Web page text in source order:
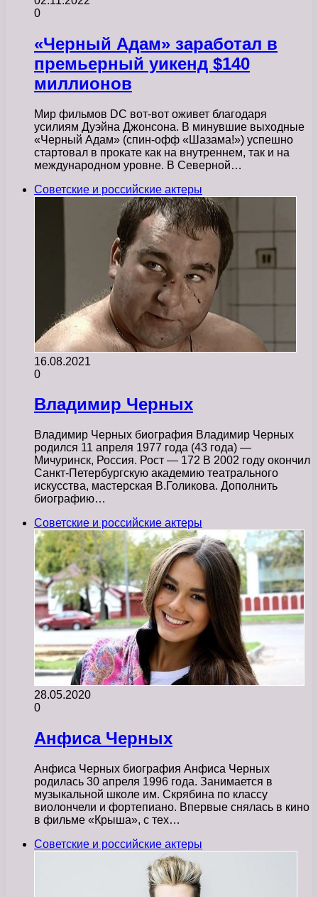
0
«Черный Адам» заработал в
премьерный уикенд $140
миллионов
Мир фильмов DC вот-вот оживет благодаря
усилиям Дуэйна Джонсона. В минувшие выходные
«Черный Адам» (спин-офф «Шазама!») успешно
стартовал в прокате как на внутреннем, так и на
международном уровне. В Северной…
Советские и российские актеры
16.08.2021
0
Владимир Черных
Владимир Черных биография Владимир Черных
родился 11 апреля 1977 года (43 года) —
Мичуринск, Россия. Рост — 172 В 2002 году окончил
Санкт-Петербургскую академию театрального
искусства, мастерская В.Голикова. Дополнить
биографию…
Советские и российские актеры
28.05.2020
0
Анфиса Черных
Анфиса Черных биография Анфиса Черных
родилась 30 апреля 1996 года. Занимается в
музыкальной школе им. Скрябина по классу
виолончели и фортепиано. Впервые снялась в кино
в фильме «Крыша», с тех…
Советские и российские актеры